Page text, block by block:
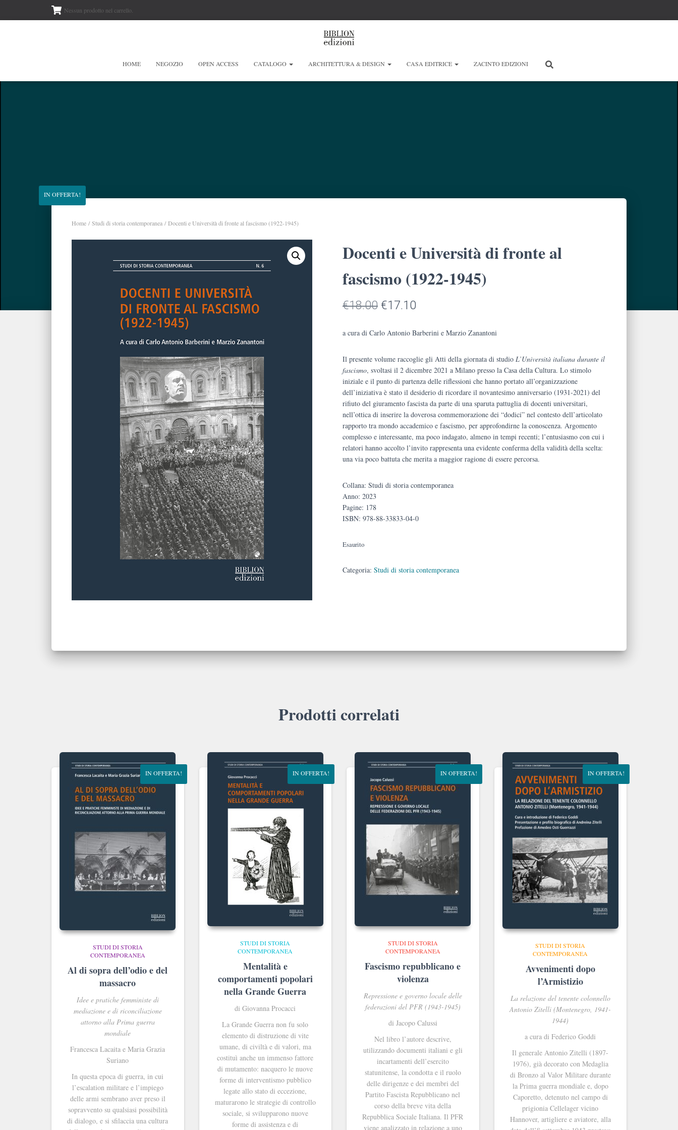
Nessun prodotto nel carrello.
HOME NEGOZIO OPEN ACCESS CATALOGO ARCHITETTURA & DESIGN CASA EDITRICE ZACINTO EDIZIONI
Home /Studi di storia contemporanea / Docenti e Università di fronte al fascismo (1922-1945)
IN OFFERTA!
Docenti e Università di fronte al
fascismo (1922-1945)
€18.00 Il
era:
€18.00.
€17.10
è:
€17.10.
a cura di Carlo Antonio Barberini e Marzio Zanantoni
Il presente volume raccoglie gli Atti della giornata di studio L’Università italiana durante il
fascismo, svoltasi il 2 dicembre 2021 a Milano presso la Casa della Cultura. Lo stimolo
iniziale e il punto di partenza delle riflessioni che hanno portato all’organizzazione
dell’iniziativa è stato il desiderio di ricordare il novantesimo anniversario (1931-2021) del
rifiuto del giuramento fascista da parte di una sparuta pattuglia di docenti universitari,
nell’ottica di inserire la doverosa commemorazione dei “dodici” nel contesto dell’articolato
rapporto tra mondo accademico e fascismo, per approfondirne la conoscenza. Argomento
complesso e interessante, ma poco indagato, almeno in tempi recenti; l’entusiasmo con cui i
relatori hanno accolto l’invito rappresenta una evidente conferma della validità della scelta:
una via poco battuta che merita a maggior ragione di essere percorsa.
Collana: Studi di storia contemporanea
Anno: 2023
Pagine: 178
ISBN: 978-88-33833-04-0
Esaurito
Categoria: Studi di storia contemporanea
Prodotti correlati
IN OFFERTA!
STUDI DI STORIA
CONTEMPORANEA
Al di sopra dell’odio e del
massacro
Idee e pratiche femministe di
mediazione e di riconciliazione
attorno alla Prima guerra
mondiale
Francesca Lacaita e Maria Grazia
Suriano
In questa epoca di guerra, in cui
l’escalation militare e l’impiego
delle armi sembrano aver preso il
sopravvento su qualsiasi possibilità
di dialogo, e si sfilaccia una cultura
IN OFFERTA!
STUDI DI STORIA
CONTEMPORANEA
Mentalità e
comportamenti popolari
nella Grande Guerra
di Giovanna Procacci
La Grande Guerra non fu solo
elemento di distruzione di vite
umane, di civiltà e di valori, ma
costituì anche un immenso fattore
di mutamento: nacquero le nuove
forme di interventismo pubblico
legate allo stato di eccezione,
maturarono le strategie di controllo
sociale, si svilupparono nuove
forme di assistenza e di
IN OFFERTA!
STUDI DI STORIA
CONTEMPORANEA
Fascismo repubblicano e
violenza
Repressione e governo locale delle
federazioni del PFR (1943-1945)
di Jacopo Calussi
Nel libro l’autore descrive,
utilizzando documenti italiani e gli
incartamenti dell’esercito
statunitense, la condotta e il ruolo
delle dirigenze e dei membri del
Partito Fascista Repubblicano nel
corso della breve vita della
Repubblica Sociale Italiana. Il PFR
viene analizzato in relazione a uno
IN OFFERTA!
STUDI DI STORIA
CONTEMPORANEA
Avvenimenti dopo
l’Armistizio
La relazione del tenente colonnello
Antonio Zitelli (Montenegro, 1941-
1944)
a cura di Federico Goddi
Il generale Antonio Zitelli (1897-
1976), già decorato con Medaglia
di Bronzo al Valor Militare durante
la Prima guerra mondiale e, dopo
Caporetto, detenuto nel campo di
prigionia Cellelager vicino
Hannover, artigliere e aviatore, alla